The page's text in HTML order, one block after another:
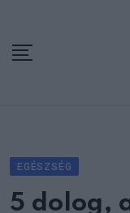
content
EGÉSZSÉG
5 dolog,